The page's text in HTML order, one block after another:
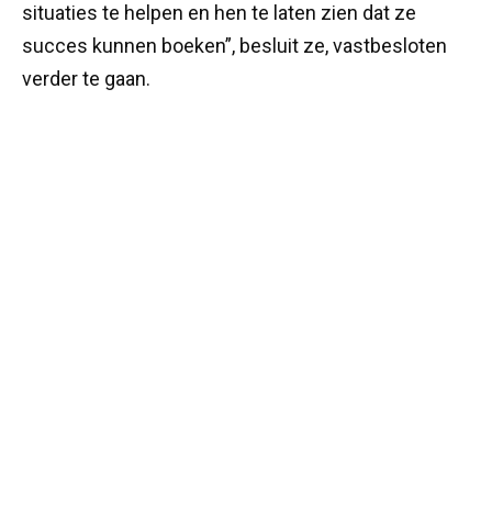
situaties te helpen en hen te laten zien dat ze
succes kunnen boeken”, besluit ze, vastbesloten
verder te gaan.